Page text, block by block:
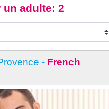
un adulte: 2
- French